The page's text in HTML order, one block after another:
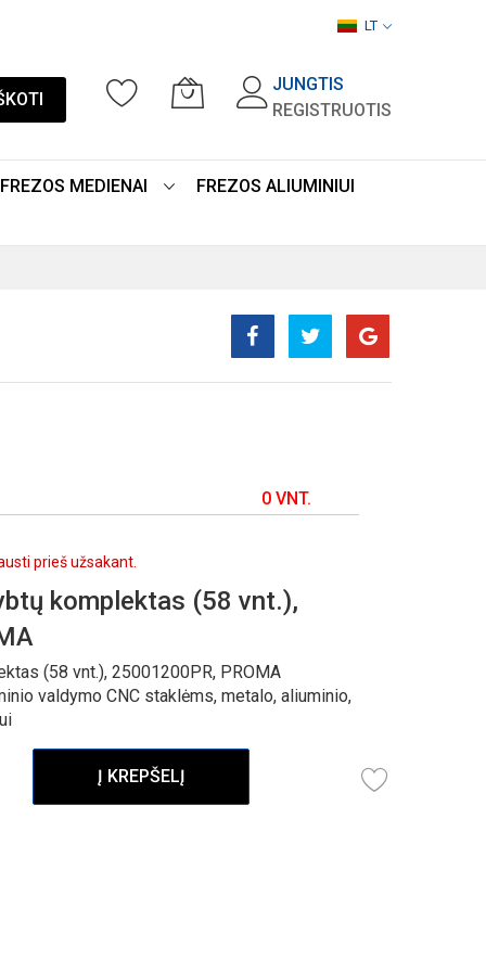
LT
JUNGTIS
REGISTRUOTIS
FREZOS MEDIENAI FREZOS ALIUMINIUI
0 VNT.
prieš užsakant.
komplektas (58 vnt.),
(58 vnt.), 25001200PR, PROMA
valdymo CNC staklėms, metalo, aliuminio,
Į KREPŠELĮ